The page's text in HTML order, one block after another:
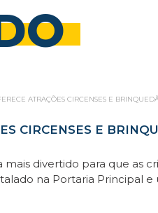
ATRAÇÕES CIRCENSES E
CIRCENSES E
divertido para que as
na Portaria Principal